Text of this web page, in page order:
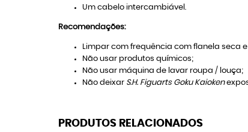
Um cabelo intercambiável.
Recomendações:
Limpar com frequência com flanela seca
Não usar produtos químicos;
Não usar máquina de lavar roupa / louça;
Não deixar S.H. Figuarts Goku Kaioken
PRODUTOS RELACIONADOS